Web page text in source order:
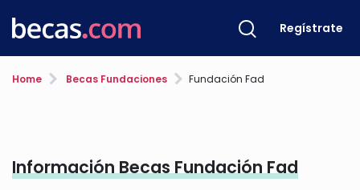
Regístrate
Home Becas Fundaciones Fundación Fad
Información Becas Fundación Fad